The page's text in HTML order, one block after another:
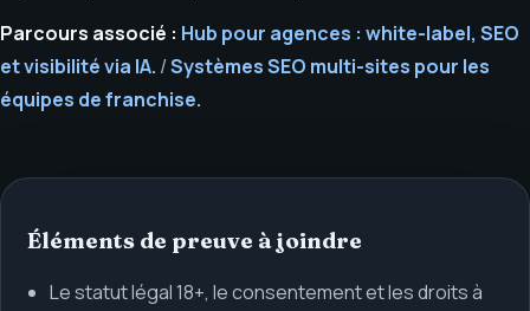
Parcours associé : Hub pour agences : white-label, SEO
et visibilité via IA. /Systèmes SEO multi-sites pour les
équipes de franchise.
Éléments de preuve à joindre
Le statut légal 18+, le consentement et les droits à